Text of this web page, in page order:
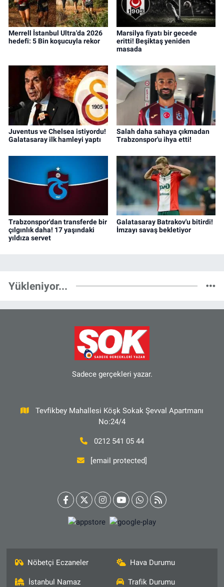
Merrell İstanbul Ultra'da 2026
hedefi: 5 Bin koşucuyla rekor
Marsilya fiyatı bir gecede
eritti! Beşiktaş yeniden
masada
Juventus ve Chelsea istiyordu!
Galatasaray ilk hamleyi yaptı
Salah daha sahaya çıkmadan
Trabzonspor'u ihya etti!
Trabzonspor'dan transferde bir
çılgınlık daha! 17 yaşındaki
yıldıza servet
Galatasaray Batrakov'u bitirdi!
İmzayı savaş bekletiyor
Yükleniyor...
Sadece gerçekleri yazar.
Tevfikbey Mahallesi Köşk Sokak Şevval Apartmanı
No:24/4
0212 541 05 44
[email protected]
Nöbetçi Eczaneler Hava Durumu
İstanbul Namaz Trafik Durumu